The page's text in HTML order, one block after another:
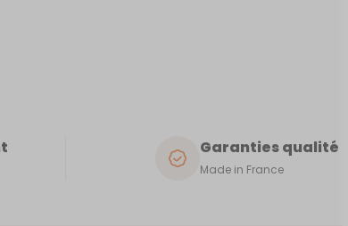
Garanties qualité
Made in France